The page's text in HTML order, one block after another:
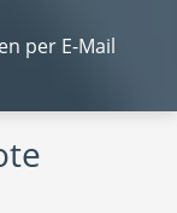
per E-Mail